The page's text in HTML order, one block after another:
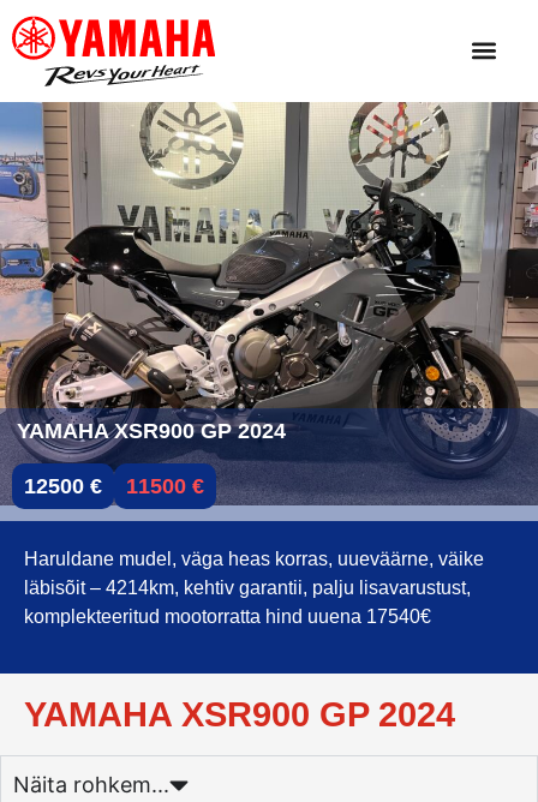
YAMAHA XSR900 GP 2024
12500 € 11500 €
Haruldane mudel, väga heas korras, uueväärne, väike
läbisõit – 4214km, kehtiv garantii, palju lisavarustust,
komplekteeritud mootorratta hind uuena 17540€
YAMAHA XSR900 GP 2024
Näita rohkem...